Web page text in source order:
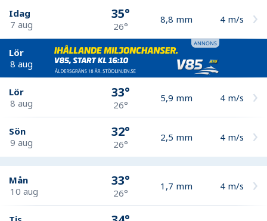
Idag
7 aug
35°
26°
8,8 mm 4 m/s
Lör
8 aug
Lör
8 aug
33°
26°
5,9 mm 4 m/s
Sön
9 aug
32°
26°
2,5 mm 4 m/s
Mån
10 aug
33°
26°
1,7 mm 4 m/s